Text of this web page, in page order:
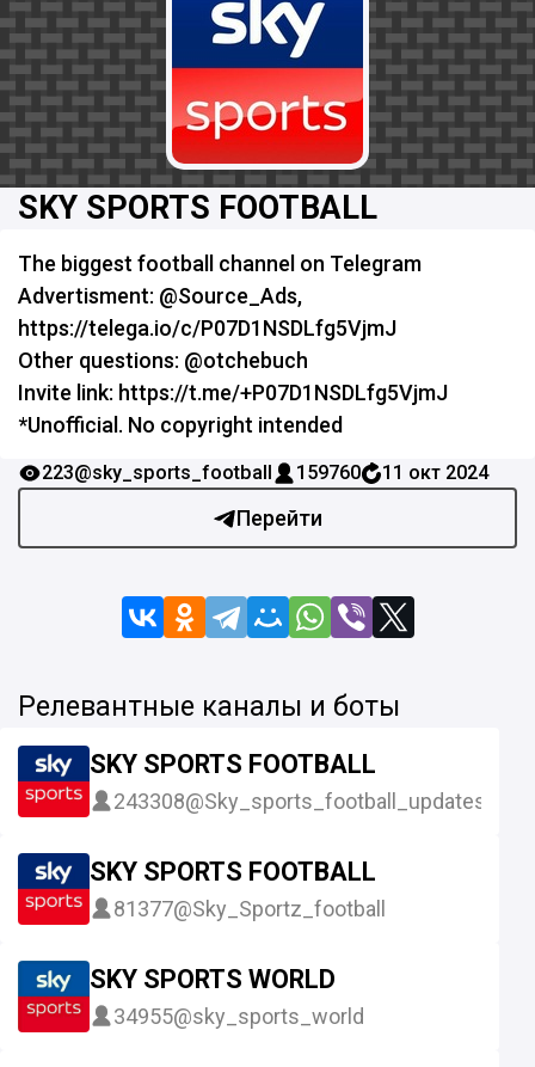
SKY SPORTS FOOTBALL
The biggest football channel on Telegram
Advertisment: @Source_Ads,
https://telega.io/c/P07D1NSDLfg5VjmJ
Other questions: @otchebuch
Invite link: https://t.me/+P07D1NSDLfg5VjmJ
*Unofficial. No copyright intended
Перейти
223@sky_sports_football 159760 11 окт 2024
Релевантные каналы и боты
SKY SPORTS FOOTBALL
243308@Sky_sports_football_updates
SKY SPORTS FOOTBALL
81377@Sky_Sportz_football
SKY SPORTS WORLD
34955@sky_sports_world